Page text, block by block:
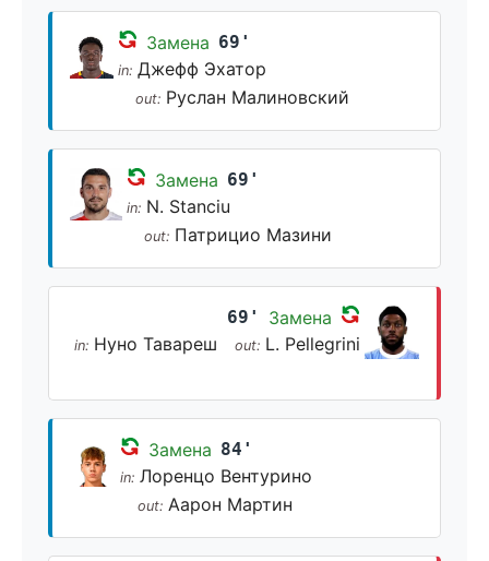
Замена 69'
in: Джефф Эхатор
out: Руслан Малиновский
Замена 69'
in: N. Stanciu
out: Патрицио Мазини
69' Замена
in: Нуно Тавареш out: L. Pellegrini
Замена 84'
in: Лоренцо Вентурино
out: Аарон Мартин